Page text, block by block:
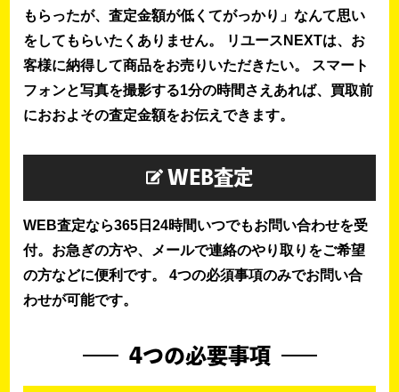
もらったが、査定金額が低くてがっかり」なんて思い
をしてもらいたくありません。 リユースNEXTは、お
客様に納得して商品をお売りいただきたい。 スマート
フォンと写真を撮影する1分の時間さえあれば、買取前
におおよその査定金額をお伝えできます。
WEB査定
WEB査定なら365日24時間いつでもお問い合わせを受
付。お急ぎの方や、メールで連絡のやり取りをご希望
の方などに便利です。 4つの必須事項のみでお問い合
わせが可能です。
4つの必要事項